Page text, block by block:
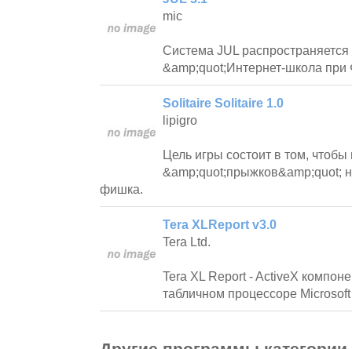
mic
Система JUL
&amp;quot;Интернет-школа
Solitaire Solitaire 1.0
lipigro
Цель игры состоит в том, чтобы
&amp;quot;прыжков&amp;quot;
фишка.
Tera XLReport v3.0
Tera Ltd.
Tera XL Report - ActiveX
табличном процессоре